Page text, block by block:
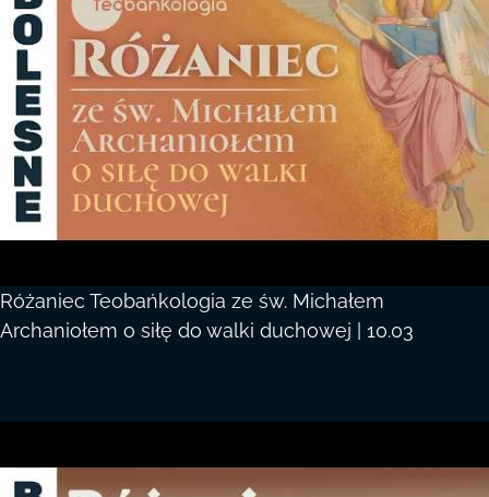
Różaniec Teobańkologia ze św. Michałem
Archaniołem o siłę do walki duchowej | 10.03